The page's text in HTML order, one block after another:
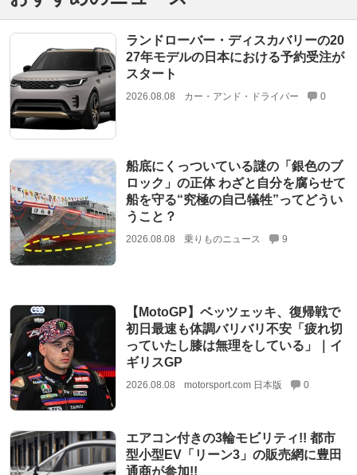
ランドローバー・ディスカバリーの20
27年モデルの日本における予約受注が
スタート
2026.08.08 カー・アンド・ドライバー 0
船底にくっついている謎の「銀色のブ
ロック」の正体 わざと自分を腐らせて
船を守る“究極の自己犠牲”ってどうい
うこと？
2026.08.08 乗りものニュース 9
【MotoGP】ベッツェッキ、復帰戦で
初日最速も体調バリバリ不安「疲れ切
っていたし膝は無理をしている」｜イ
ギリスGP
2026.08.08 motorsport.com 日本版 0
エアコン付きの3輪モビリティ!! 都市
型小型EV「リーン3」の販売網に豊田
通商が参加!!